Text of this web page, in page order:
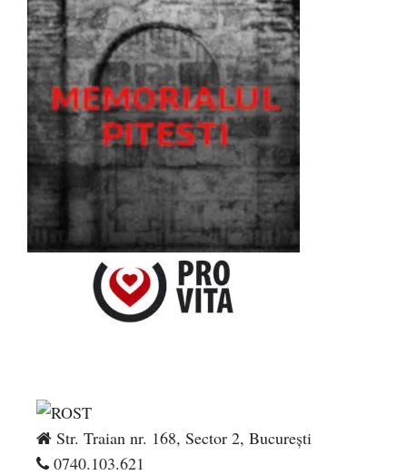
Str. Traian nr. 168, Sector 2, București
0740.103.621